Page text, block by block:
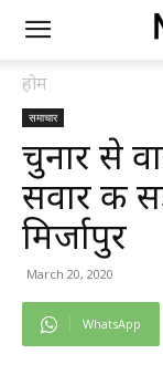
होम
समाचार
चुनार से
सवार की
मिर्जापुर
March 20, 2020
WhatsApp